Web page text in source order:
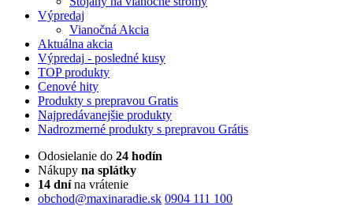
Výpredaj
Vianočná Akcia
Aktuálna akcia
Výpredaj - posledné kusy
TOPprodukty
Cenové hity
Produkty s prepravou Gratis
Najpredávanejšie produkty
Nadrozmerné produkty s prepravou Grátis
Odosielanie do 24 hodín
Nákupy na splátky
14 dnína vrátenie
obchod@maxinaradie.sk 0904 111 100